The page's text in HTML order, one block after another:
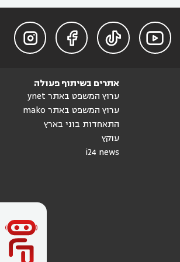




אתרים בשיתוף פעולה
ערוץ המשפט באתר ynet
ערוץ המשפט באתר mako
התאחדות בוני בארץ
עוקץ
i24 news